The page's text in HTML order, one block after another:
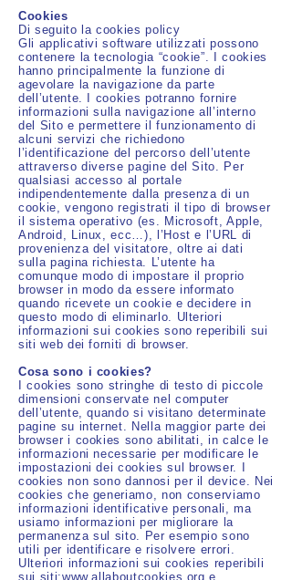
Cookies
Di seguito la cookies policy
Gli applicativi software utilizzati possono
contenere la tecnologia “cookie”. I cookies
hanno principalmente la funzione di
agevolare la navigazione da parte
dell’utente. I cookies potranno fornire
informazioni sulla navigazione all’interno
del Sito e permettere il funzionamento di
alcuni servizi che richiedono
l’identificazione del percorso dell’utente
attraverso diverse pagine del Sito. Per
qualsiasi accesso al portale
indipendentemente dalla presenza di un
cookie, vengono registrati il tipo di browser
il sistema operativo (es. Microsoft, Apple,
Android, Linux, ecc…), l’Host e l’URL di
provenienza del visitatore, oltre ai dati
sulla pagina richiesta. L’utente ha
comunque modo di impostare il proprio
browser in modo da essere informato
quando ricevete un cookie e decidere in
questo modo di eliminarlo. Ulteriori
informazioni sui cookies sono reperibili sui
siti web dei forniti di browser.
Cosa sono i cookies?
I cookies sono stringhe di testo di piccole
dimensioni conservate nel computer
dell’utente, quando si visitano determinate
pagine su internet. Nella maggior parte dei
browser i cookies sono abilitati, in calce le
informazioni necessarie per modificare le
impostazioni dei cookies sul browser. I
cookies non sono dannosi per il device. Nei
cookies che generiamo, non conserviamo
informazioni identificative personali, ma
usiamo informazioni per migliorare la
permanenza sul sito. Per esempio sono
utili per identificare e risolvere errori.
Ulteriori informazioni sui cookies reperibili
sui siti:www.allaboutcookies.org e